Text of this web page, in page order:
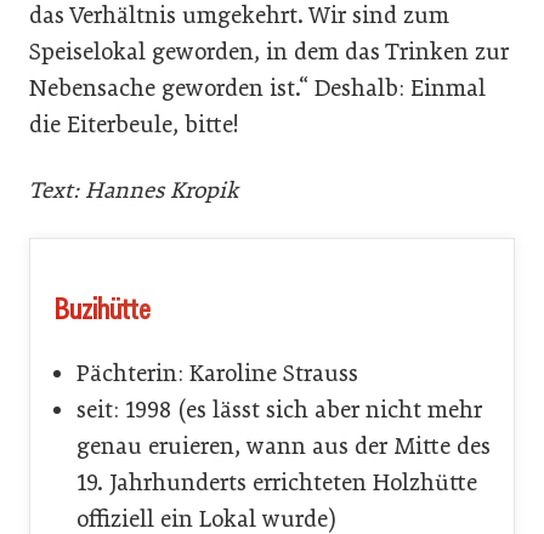
das Verhältnis umgekehrt. Wir sind zum
Speiselokal geworden, in dem das Trinken zur
Nebensache geworden ist.“ Deshalb: Einmal
die Eiterbeule, bitte!
Text: Hannes Kropik
Buzihütte
Pächterin: Karoline Strauss
seit: 1998 (es lässt sich aber nicht mehr
genau eruieren, wann aus der Mitte des
19. Jahrhunderts errichteten Holzhütte
offiziell ein Lokal wurde)